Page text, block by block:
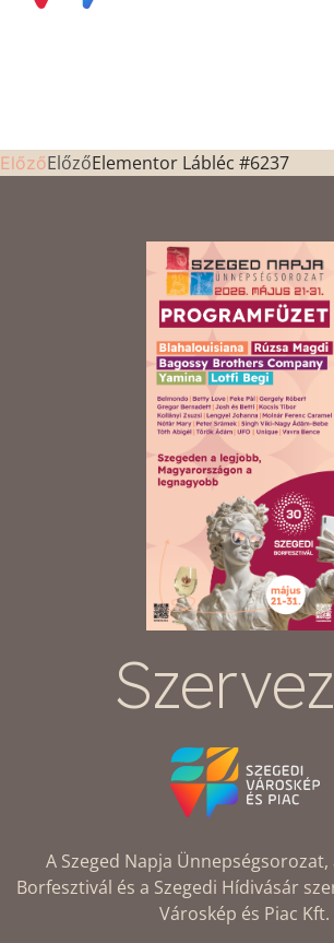
ElőzőElőzőElementor Lábléc #6237
A Szeged Napja Ünnepségsorozat,
Borfesztivál és a Szegedi Hídivásár
Városkép és Piac Kft.